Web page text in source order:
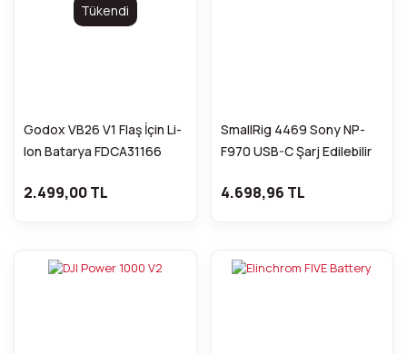
Tükendi
Godox VB26 V1 Flaş İçin Li-
Ion Batarya FDCA31166
2.499,00 TL
SmallRig 4469 Sony NP-
F970 USB-C Şarj Edilebilir
4.698,96 TL